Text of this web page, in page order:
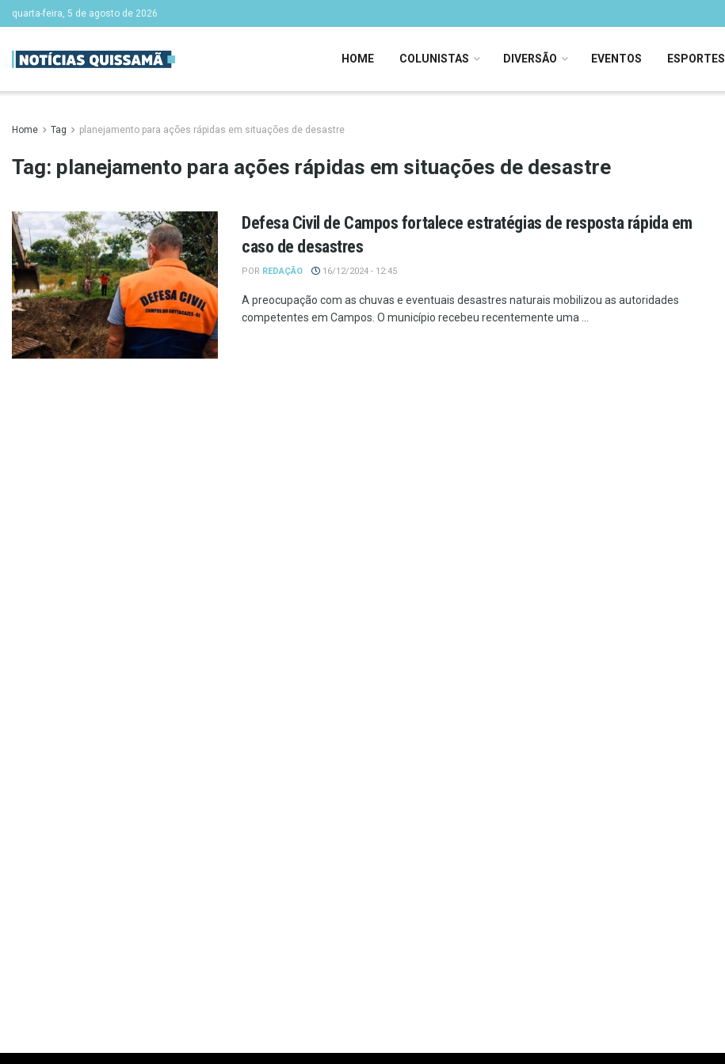
quarta-feira, 5 de agosto de 2026
HOME COLUNISTAS DIVERSÃO EVENTOS ESPORTES
Home Tag planejamento para ações rápidas em situações de desastre
Tag: planejamento para ações rápidas em situações de desastre
Defesa Civil de Campos fortalece estratégias de resposta rápida em
caso de desastres
POR REDAÇÃO 16/12/2024 - 12:45
A preocupação com as chuvas e eventuais desastres naturais mobilizou as autoridades
competentes em Campos. O município recebeu recentemente uma ...